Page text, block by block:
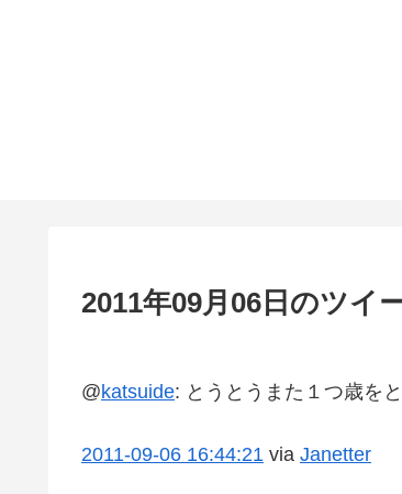
2011年09月06日のツイ
@katsuide: とうとうまた１つ歳を
2011-09-06 16:44:21 via Janetter